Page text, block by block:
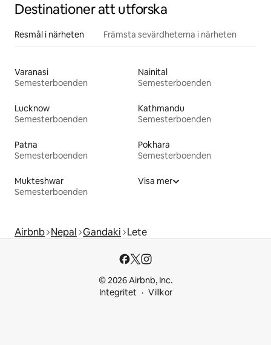
Destinationer att utforska
Resmål i närheten Främsta sevärdheterna i närheten
Varanasi
Semesterboenden
Nainital
Semesterboenden
Lucknow
Semesterboenden
Kathmandu
Semesterboenden
Patna
Semesterboenden
Pokhara
Semesterboenden
Mukteshwar
Semesterboenden
Visa mer
Airbnb Nepal Gandaki Lete
© 2026 Airbnb, Inc.
Integritet
Villkor